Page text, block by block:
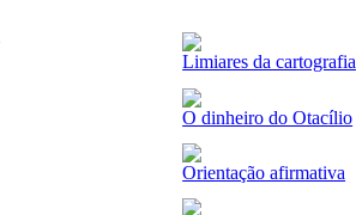
Limiares da cartografia
O dinheiro do Otacílio
Orientação afirmativa